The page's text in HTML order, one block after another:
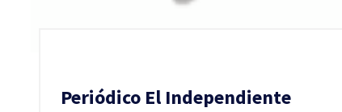
Periódico El Independiente